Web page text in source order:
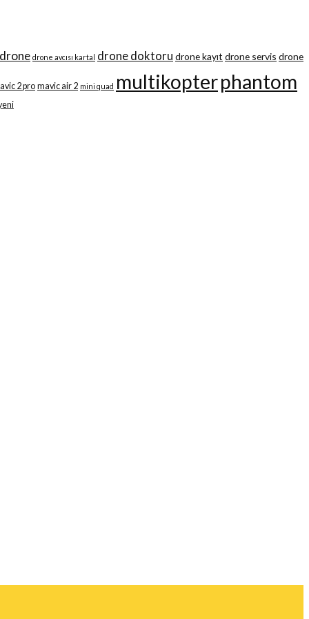
drone drone avcısı kartal drone doktoru drone kayıt drone servis drone
2 promavic air 2 mini quad multikopterphantom